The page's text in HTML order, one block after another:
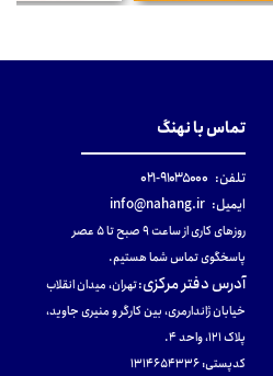
تماس با نهنگ
تلفن: ۹۱۰۳۵۰۰۰-۰۲۱
ایمیل: info@nahang.ir
روزهای کاری از ساعت ۹ صبح تا ۵ عصر
پاسخگوی تماس شما هستیم.
آدرس دفتر مرکزی:تهران، میدان انقلاب
خیابان ژاندارمری، بین کارگر و منیری جاوید،
پلاک 121، واحد ۴.
کدپستی: 131465433۶